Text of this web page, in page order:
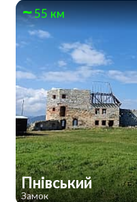
55 км
Пнівський
Замок